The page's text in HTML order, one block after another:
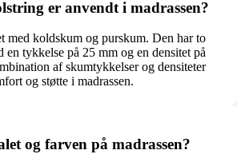
er anvendt i madrassen?
med koldskum og purskum. Den har to
en tykkelse på 25 mm og en densitet på
af skumtykkelser og densiteter
og støtte i madrassen.
og farven på madrassen?